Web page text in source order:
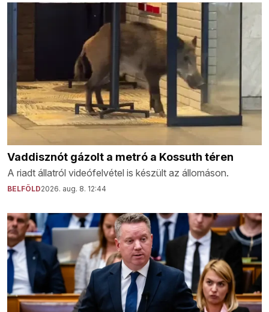
Vaddisznót gázolt a metró a Kossuth téren
A riadt állatról videófelvétel is készült az állomáson.
BELFÖLD2026. aug. 8. 12:44